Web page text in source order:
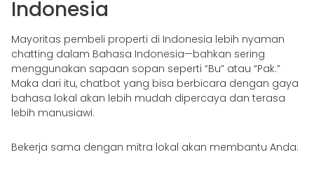
Indonesia
Mayoritas pembeli properti di Indonesia lebih nyaman
chatting dalam Bahasa Indonesia—bahkan sering
menggunakan sapaan sopan seperti “Bu” atau “Pak.”
Maka dari itu, chatbot yang bisa berbicara dengan gaya
bahasa lokal akan lebih mudah dipercaya dan terasa
lebih manusiawi.
Bekerja sama dengan mitra lokal akan membantu Anda: